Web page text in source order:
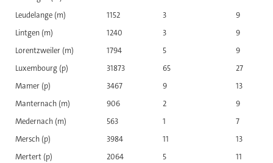
Leudelange (m)
1152 3
9
Lintgen (m)
1240 3
9
Lorentzweiler (m)
1794 5
9
Luxembourg (p)
31873 65
27
Mamer (p)
3467 9
13
Manternach (m)
906 2
9
Medernach (m)
563 1
7
Mersch (p)
3984 11
13
Mertert (p)
2064 5
11